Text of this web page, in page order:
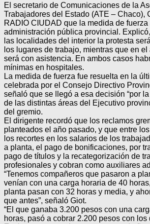
El secretario de Comunicaciones de la
Trabajadores del Estado (ATE – Chaco),
RADIO CIUDAD que la medida de fuerza
administración pública provincial.
las localidades del interior la protesta
los lugares de trabajo, mientras que en
será con asistencia. En ambos casos
mínimas en hospitales.
La medida de fuerza fue resuelta en la
celebrada por el Consejo Directivo
señaló que se llegó a esa decisión “por
de las distintas áreas del Ejecutivo
del gremio.
El dirigente recordó que los reclamos
planteados el año pasado, y que entre
los recortes en los salarios de los
a planta, el pago de bonificaciones, por
pago de títulos y la recategorización de
profesionales y cobran como auxiliares
“Tenemos compañeros que pasaron a
venían con una carga horaria de 40
planta pasan con 32 horas y media, y
que antes”, señaló Giot.
“El que ganaba 3.200 pesos con una
horas, pasó a cobrar 2.200 pesos con los